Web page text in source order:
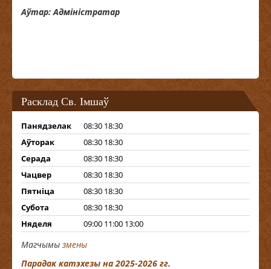
Аўтар: Адміністратар
Расклад Св. Імшаў
Панядзелак
08:30 18:30
Аўторак
08:30 18:30
Серада
08:30 18:30
Чацвер
08:30 18:30
Пятніца
08:30 18:30
Субота
08:30 18:30
Няделя
09:00 11:00 13:00
Магчымы змены
Парадак катэхезы на 2025-2026 гг.